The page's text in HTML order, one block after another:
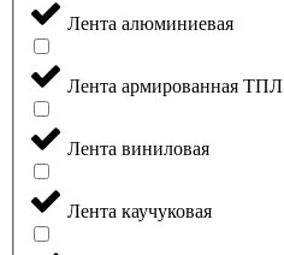
Лента алюминиевая
Лента армированная ТПЛ
Лента виниловая
Лента каучуковая